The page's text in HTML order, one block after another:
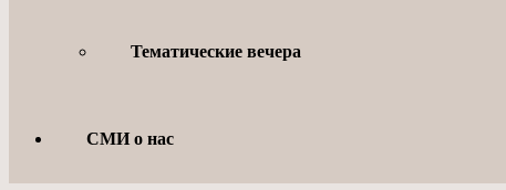
Тематические вечера
СМИ о нас